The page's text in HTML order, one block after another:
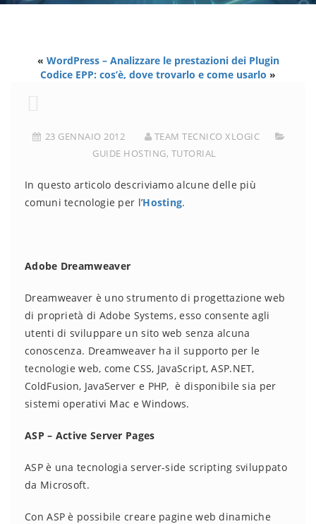
« WordPress – Analizzare le prestazioni dei Plugin
Codice EPP: cos’è, dove trovarlo e come usarlo »
23 GENNAIO 2012
TEAM TECNICO XLOGIC
GUIDE HOSTING, TUTORIAL
In questo articolo descriviamo alcune delle più
comuni tecnologie per l’Hosting.
Adobe Dreamweaver
Dreamweaver è uno strumento di progettazione web
di proprietà di Adobe Systems, esso consente agli
utenti di sviluppare un sito web senza alcuna
conoscenza. Dreamweaver ha il supporto per le
tecnologie web, come CSS, JavaScript, ASP.NET,
ColdFusion, JavaServer e PHP, è disponibile sia per
sistemi operativi Mac e Windows.
ASP – Active Server Pages
ASP è una tecnologia server-side scripting sviluppato
da Microsoft.
Con ASP è possibile creare pagine web dinamiche